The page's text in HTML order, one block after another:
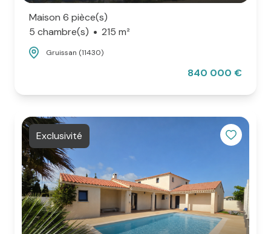
Maison 6 pièce(s)
5 chambre(s)
215 m²
Gruissan (11430)
840 000 €
Exclusivité